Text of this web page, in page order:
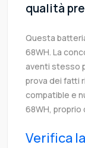
qualità
Questa
68WH. La
aventi stesso
prova dei fatti
compatible e
68WH, proprio
Verifica